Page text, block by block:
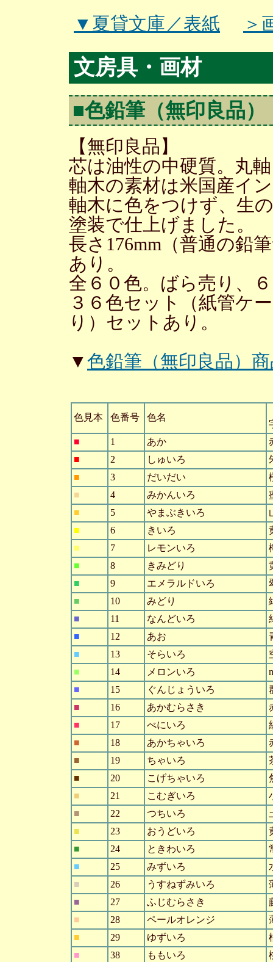
▼夏貸文庫／表紙 ＞
文房具・画材
■色鉛筆（無印良品）
【無印良品】
芯は油性の中硬質。丸
軸木の素材は米国産イ
軸木に色をつけず、生
塗装で仕上げました。
長さ176mm（普通の鉛
あり。
全６０色。ばら売り、
３６色セット（紙管ケ
り）セットあり。
▼色鉛筆（無印良品）
色見本 色番号 色名
■
1 あか
■
2 しゅいろ
■
3 だいだい
■
4 みかんいろ
■
5 やまぶきいろ
■
6 きいろ
■
7 レモンいろ
■
8 きみどり
■
9 エメラルドいろ
■
10 みどり
■
11 なんどいろ
■
12 あお
■
13 そらいろ
■
14 メロンいろ
■
15 ぐんじょういろ
■
16 あかむらさき
■
17 べにいろ
■
18 あかちゃいろ
■
19 ちゃいろ
■
20 こげちゃいろ
■
21 こむぎいろ
■
22 つちいろ
■
23 おうどいろ
■
24 ときわいろ
■
25 みずいろ
■
26 うすねずみいろ
■
27 ふじむらさき
■
28 ペールオレンジ
■
29 ゆずいろ
■
38 ももいろ